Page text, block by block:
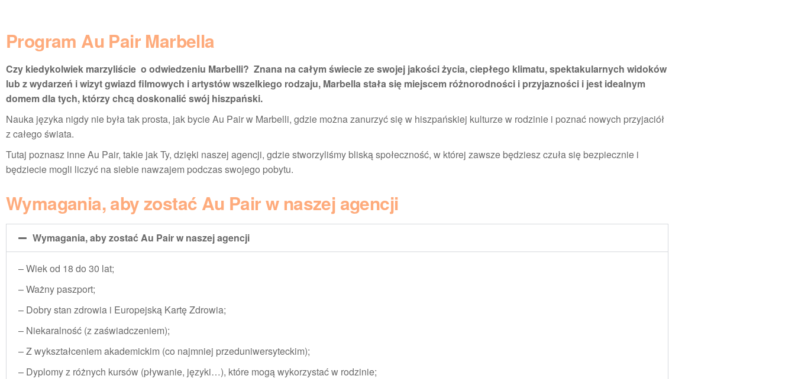
Program Au Pair Marbella
Czy kiedykolwiek marzyliście o odwiedzeniu Marbelli? Znana na całym świecie ze swojej jakości życia, ciepłego klimatu, spektakularnych widoków
lub z wydarzeń i wizyt gwiazd filmowych i artystów wszelkiego rodzaju, Marbella stała się miejscem różnorodności i przyjazności i jest idealnym
domem dla tych, którzy chcą doskonalić swój hiszpański.
Nauka języka nigdy nie była tak prosta, jak bycie Au Pair w Marbelli, gdzie można zanurzyć się w hiszpańskiej kulturze w rodzinie i poznać nowych przyjaciół
z całego świata.
Tutaj poznasz inne Au Pair, takie jak Ty, dzięki naszej agencji, gdzie stworzyliśmy bliską społeczność, w której zawsze będziesz czuła się bezpiecznie i
będziecie mogli liczyć na siebie nawzajem podczas swojego pobytu.
Wymagania, aby zostać Au Pair w naszej agencji
Wymagania, aby zostać Au Pair w naszej agencji
– Wiek od 18 do 30 lat;
– Ważny paszport;
– Dobry stan zdrowia i Europejską Kartę Zdrowia;
– Niekaralność (z zaświadczeniem);
– Z wykształceniem akademickim (co najmniej przeduniwersyteckim);
– Dyplomy z różnych kursów (pływanie, języki…), które mogą wykorzystać w rodzinie;